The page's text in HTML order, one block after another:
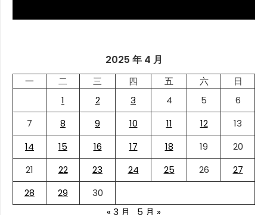
2025 年 4 月
一 二 三 四 五 六
日
1
2 3 4 5
6
7
8 9 10 11 12
13
14
15 16 17 18 19
20
21
22 23 24 25 26
27
28
29
30
« 3 月
5 月 »